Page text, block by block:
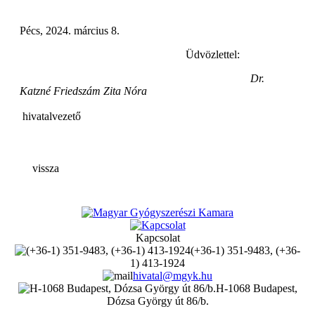
Pécs, 2024. március 8.
Üdvözlettel:
Dr.
Katzné Friedszám Zita Nóra
hivatalvezető
vissza
Kapcsolat
(+36-1) 351-9483, (+36-
1) 413-1924
hivatal@mgyk.hu
H-1068 Budapest,
Dózsa György út 86/b.